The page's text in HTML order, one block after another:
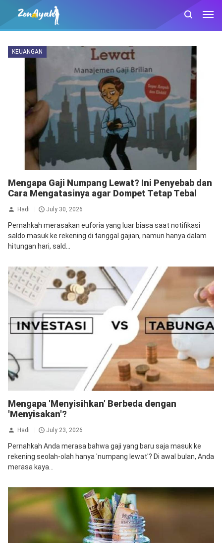
KEUANGAN
Mengapa Gaji Numpang Lewat? Ini Penyebab dan
Cara Mengatasinya agar Dompet Tetap Tebal
Hadi July 30, 2026
Pernahkah merasakan euforia yang luar biasa saat notifikasi
saldo masuk ke rekening di tanggal gajian, namun hanya dalam
hitungan hari, sald...
Mengapa 'Menyisihkan' Berbeda dengan
'Menyisakan'?
Hadi July 23, 2026
Pernahkah Anda merasa bahwa gaji yang baru saja masuk ke
rekening seolah-olah hanya 'numpang lewat'? Di awal bulan, Anda
merasa kaya...